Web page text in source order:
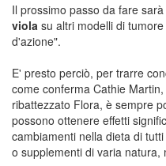
Il prossimo passo da fare
viola su altri modelli di
d'azione".
E' presto perciò, per trarre
come conferma Cathie
ribattezzato Flora, è sempre
possono ottenere effetti
cambiamenti nella dieta di
o supplementi di varia natura,